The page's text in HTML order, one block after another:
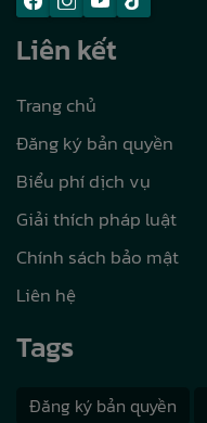
Liên kết
Trang chủ
Đăng ký bản quyền
Biểu phí dịch vụ
Giải thích pháp luật
Chính sách bảo mật
Liên hệ
Tags
Đăng ký bản quyền